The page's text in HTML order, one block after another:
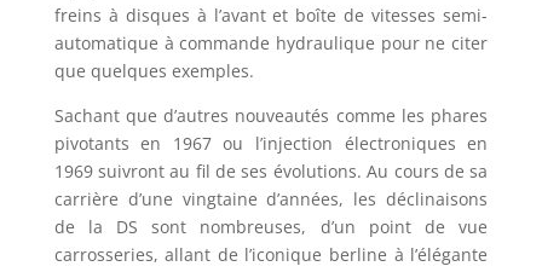
freins à disques à l’avant et boîte de vitesses semi-
automatique à commande hydraulique pour ne citer
que quelques exemples.
Sachant que d’autres nouveautés comme les phares
pivotants en 1967 ou l’injection électroniques en
1969 suivront au fil de ses évolutions. Au cours de sa
carrière d’une vingtaine d’années, les déclinaisons
de la DS sont nombreuses, d’un point de vue
carrosseries, allant de l’iconique berline à l’élégante